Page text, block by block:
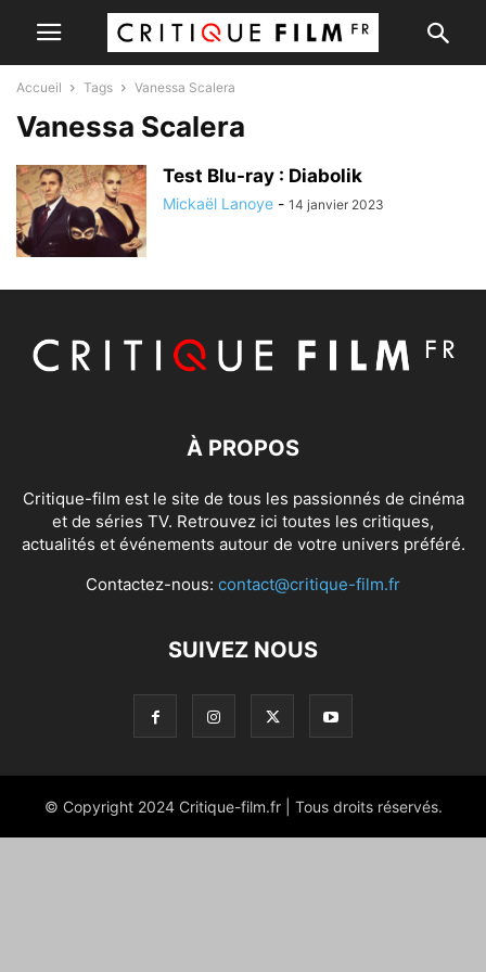
Accueil Tags Vanessa Scalera
Vanessa Scalera
Test Blu-ray : Diabolik
Mickaël Lanoye - 14 janvier 2023
À PROPOS
Critique-film est le site de tous les passionnés de cinéma
et de séries TV. Retrouvez ici toutes les critiques,
actualités et événements autour de votre univers préféré.
Contactez-nous: contact@critique-film.fr
SUIVEZ NOUS
© Copyright 2024 Critique-film.fr | Tous droits réservés.